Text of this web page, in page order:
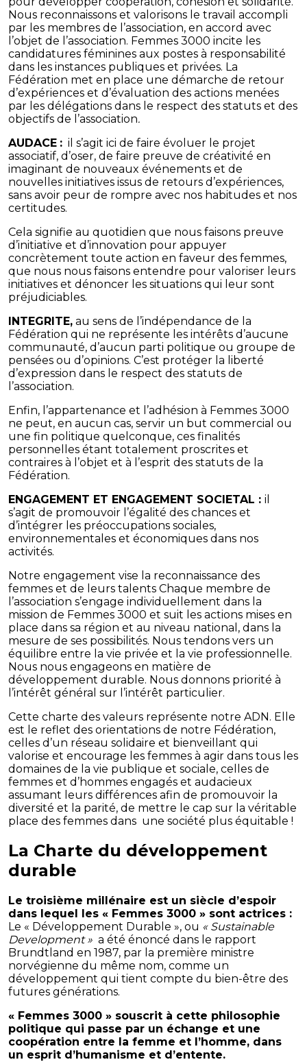
Nous reconnaissons et valorisons le travail accompli
par les membres de l’association, en accord avec
l’objet de l’association. Femmes 3000 incite les
candidatures féminines aux postes à responsabilité
dans les instances publiques et privées. La
Fédération met en place une démarche de retour
d’expériences et d’évaluation des actions menées
par les délégations dans le respect des statuts et des
objectifs de l’association.
AUDACE : il s’agit ici de faire évoluer le projet
associatif, d’oser, de faire preuve de créativité en
imaginant de nouveaux événements et de
nouvelles initiatives issus de retours d’expériences,
sans avoir peur de rompre avec nos habitudes et nos
certitudes.
Cela signifie au quotidien que nous faisons preuve
d’initiative et d’innovation pour appuyer
concrètement toute action en faveur des femmes,
que nous nous faisons entendre pour valoriser leurs
initiatives et dénoncer les situations qui leur sont
préjudiciables.
INTEGRITE, au sens de l’indépendance de la
Fédération qui ne représente les intérêts d’aucune
communauté, d’aucun parti politique ou groupe de
pensées ou d’opinions. C’est protéger la liberté
d’expression dans le respect des statuts de
l’association.
Enfin, l’appartenance et l’adhésion à Femmes 3000
ne peut, en aucun cas, servir un but commercial ou
une fin politique quelconque, ces finalités
personnelles étant totalement proscrites et
contraires à l’objet et à l’esprit des statuts de la
Fédération.
ENGAGEMENT ET ENGAGEMENT SOCIETAL : il
s’agit de promouvoir l’égalité des chances et
d’intégrer les préoccupations sociales,
environnementales et économiques dans nos
activités.
Notre engagement vise la reconnaissance des
femmes et de leurs talents Chaque membre de
l’association s’engage individuellement dans la
mission de Femmes 3000 et suit les actions mises en
place dans sa région et au niveau national, dans la
mesure de ses possibilités. Nous tendons vers un
équilibre entre la vie privée et la vie professionnelle.
Nous nous engageons en matière de
développement durable. Nous donnons priorité à
l’intérêt général sur l’intérêt particulier.
Cette charte des valeurs représente notre ADN. Elle
est le reflet des orientations de notre Fédération,
celles d’un réseau solidaire et bienveillant qui
valorise et encourage les femmes à agir dans tous les
domaines de la vie publique et sociale, celles de
femmes et d’hommes engagés et audacieux
assumant leurs différences afin de promouvoir la
diversité et la parité, de mettre le cap sur la véritable
place des femmes dans une société plus équitable !
La Charte du développement
durable
Le troisième millénaire est un siècle d’espoir
dans lequel les « Femmes 3000 » sont actrices :
Le « Développement Durable », ou « Sustainable
Development » a été énoncé dans le rapport
Brundtland en 1987, par la première ministre
norvégienne du même nom, comme un
développement qui tient compte du bien-être des
futures générations.
« Femmes 3000 » souscrit à cette philosophie
politique qui passe par un échange et une
coopération entre la femme et l’homme, dans
un esprit d’humanisme et d’entente.